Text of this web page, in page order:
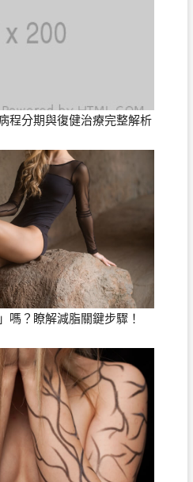
程分期與復健治療完整解析
嗎？瞭解減脂關鍵步驟！